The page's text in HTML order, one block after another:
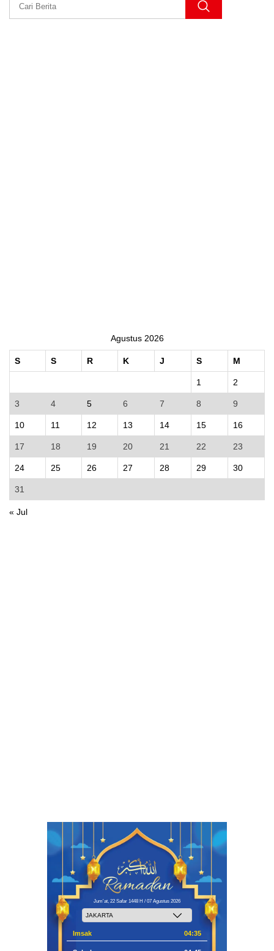
Agustus 2026
S S R K J S M
1 2
3 4 5 6 7 8 9
10 11 12 13 14 15 16
17 18 19 20 21 22 23
24 25 26 27 28 29 30
31
« Jul
Jum'at, 22 Safar 1448 H / 07 Agustus 2026
Imsak 04:35